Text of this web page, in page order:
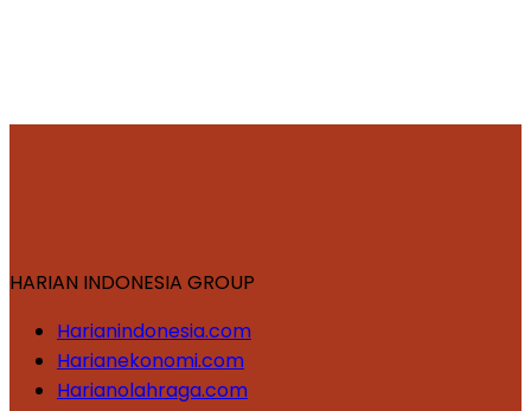
HARIAN INDONESIA GROUP
Harianindonesia.com
Harianekonomi.com
Harianolahraga.com